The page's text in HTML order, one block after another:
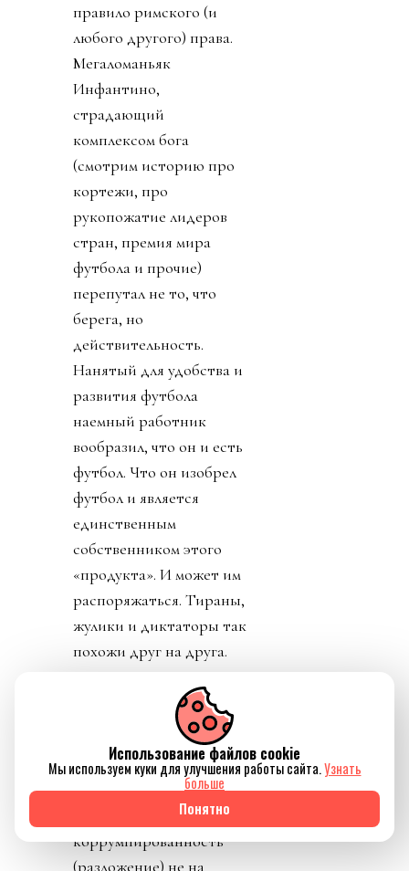
правило римского (и
любого другого) права.
Мегаломаньяк
Инфантино,
страдающий
комплексом бога
(смотрим историю про
кортежи, про
рукопожатие лидеров
стран, премия мира
футбола и прочие)
перепутал не то, что
берега, но
действительность.
Нанятый для удобства и
развития футбола
наемный работник
вообразил, что он и есть
футбол. Что он изобрел
футбол и является
единственным
собственником этого
«продукта». И может им
распоряжаться. Тираны,
жулики и диктаторы так
похожи друг на друга.
Сама механика плана
FFE обнажила в его
авторах классический
авантюризм, наглость,
хамство,
беспринципность и
коррумпированность
(разложение) не на
Использование файлов cookie
Мы используем куки для улучшения работы сайта.Узнать
больше
Понятно